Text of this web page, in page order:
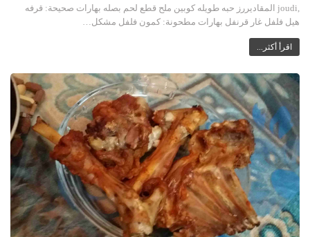
,joudi المقاديررز حبه طويله كوبين ملح قطع لحم بصله بهارات صحيحة: قرفه
هيل فلفل غار قرنفل بهارات مطحونة: كمون فلفل مشكل…
اقرأ أكثر...